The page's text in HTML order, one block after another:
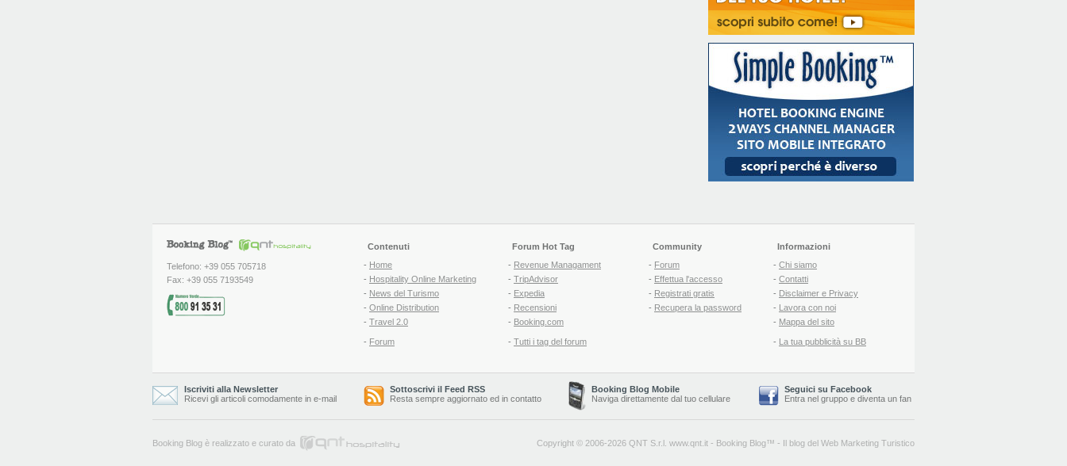
Telefono: +39 055 705718
Fax: +39 055 7193549
Contenuti
- Home
- Hospitality Online Marketing
- News del Turismo
- Online Distribution
- Travel 2.0
- Forum
Forum Hot Tag
- Revenue Managament
- TripAdvisor
- Expedia
- Recensioni
- Booking.com
- Tutti i tag del forum
Community
- Forum
- Effettua l'accesso
- Registrati gratis
- Recupera la password
Informazioni
- Chi siamo
- Contatti
- Disclaimer e Privacy
- Lavora con noi
- Mappa del sito
- La tua pubblicità su BB
Iscriviti alla Newsletter
Ricevi gli articoli comodamente in e-mail
Sottoscrivi il Feed RSS
Resta sempre aggiornato ed in contatto
Booking Blog Mobile
Naviga direttamente dal tuo cellulare
Seguici su Facebook
Entra nel gruppo e diventa un fan
Booking Blog è realizzato e curato da Copyright © 2006-2026 QNT S.r.l. www.qnt.it - Booking Blog™ - Il blog del Web Marketing Turistico